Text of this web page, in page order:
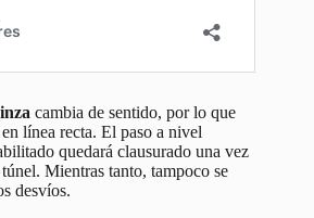
cambia de sentido, por lo que
línea recta. El paso a nivel
quedará clausurado una vez
Mientras tanto, tampoco se
desvíos.